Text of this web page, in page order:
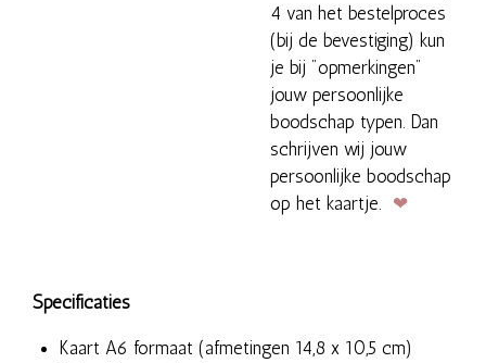
4 van het bestelproces
(bij de bevestiging) kun
je bij "opmerkingen"
jouw persoonlijke
boodschap typen. Dan
schrijven wij jouw
persoonlijke boodschap
op het kaartje.
❤
Specificaties
Kaart A6 formaat (afmetingen 14,8 x 10,5 cm)